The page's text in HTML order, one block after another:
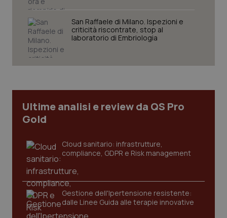
Vaccini
San Raffaele di Milano. Ispezioni e
criticità riscontrate, stop al
laboratorio di Embriologia
Ultime analisi e review da QS Pro
Gold
Cloud sanitario: infrastrutture,
compliance, GDPR e Risk management
Gestione dell'Ipertensione resistente:
dalle Linee Guida alle terapie innovative
Necessari
I cookie necessari contribuiscono a rendere fruibile il
protette del sito. Il sito web non è in grado di